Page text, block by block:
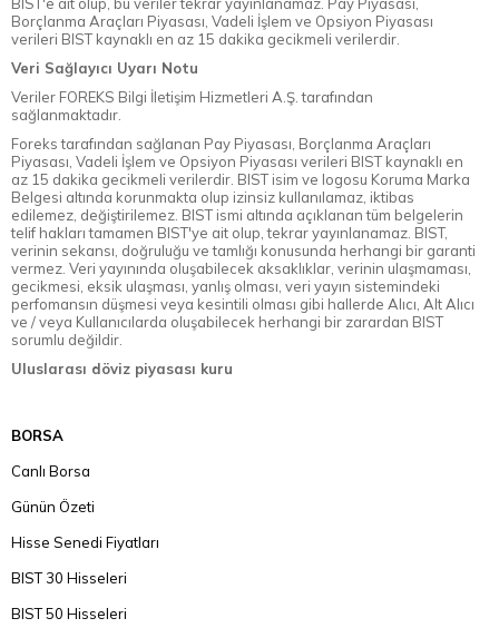
BIST'e ait olup, bu veriler tekrar yayınlanamaz. Pay Piyasası,
Borçlanma Araçları Piyasası, Vadeli İşlem ve Opsiyon Piyasası
verileri BIST kaynaklı en az 15 dakika gecikmeli verilerdir.
Veri Sağlayıcı Uyarı Notu
Veriler FOREKS Bilgi İletişim Hizmetleri A.Ş. tarafından
sağlanmaktadır.
Foreks tarafından sağlanan Pay Piyasası, Borçlanma Araçları
Piyasası, Vadeli İşlem ve Opsiyon Piyasası verileri BIST kaynaklı en
az 15 dakika gecikmeli verilerdir. BIST isim ve logosu Koruma Marka
Belgesi altında korunmakta olup izinsiz kullanılamaz, iktibas
edilemez, değiştirilemez. BIST ismi altında açıklanan tüm belgelerin
telif hakları tamamen BIST'ye ait olup, tekrar yayınlanamaz. BIST,
verinin sekansı, doğruluğu ve tamlığı konusunda herhangi bir garanti
vermez. Veri yayınında oluşabilecek aksaklıklar, verinin ulaşmaması,
gecikmesi, eksik ulaşması, yanlış olması, veri yayın sistemindeki
perfomansın düşmesi veya kesintili olması gibi hallerde Alıcı, Alt Alıcı
ve / veya Kullanıcılarda oluşabilecek herhangi bir zarardan BIST
sorumlu değildir.
Uluslarası döviz piyasası kuru
BORSA
Canlı Borsa
Günün Özeti
Hisse Senedi Fiyatları
BIST 30 Hisseleri
BIST 50 Hisseleri